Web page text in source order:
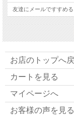
長時間使
欲しい、
「ムーコ
から身を
友達にメールですすめる
お店のトップへ
カートを見る
マイページへ
お客様の声を見る